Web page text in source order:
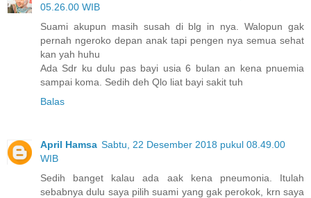
05.26.00 WIB
Suami akupun masih susah di blg in nya. Walopun gak
pernah ngeroko depan anak tapi pengen nya semua sehat
kan yah huhu
Ada Sdr ku dulu pas bayi usia 6 bulan an kena pnuemia
sampai koma. Sedih deh Qlo liat bayi sakit tuh
Balas
April Hamsa Sabtu, 22 Desember 2018 pukul 08.49.00
WIB
Sedih banget kalau ada aak kena pneumonia. Itulah
sebabnya dulu saya pilih suami yang gak perokok, krn saya